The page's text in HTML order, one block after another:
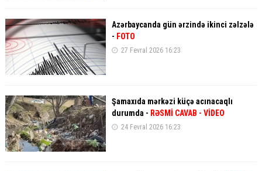
Azərbaycanda gün ərzində ikinci zəlzələ
- FOTO
27 Fevral 2026 16:23
Şamaxıda mərkəzi küçə acınacaqlı
durumda - RƏSMİ CAVAB - VİDEO
24 Fevral 2026 16:23